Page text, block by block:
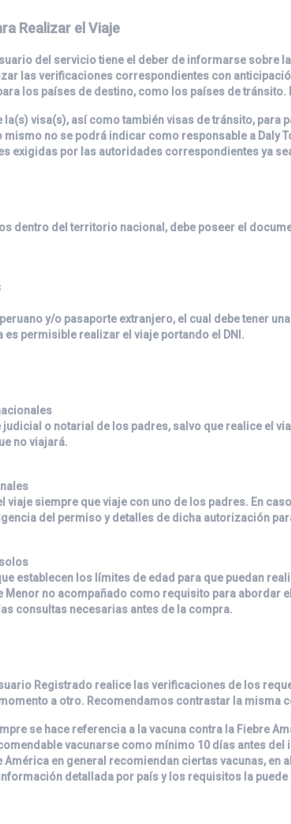
Realizar el Viaje
del servicio tiene el deber de informarse sobre
las verificaciones correspondientes con
los países de destino, como los países de
visa(s), así como también visas de tránsito, para
mismo no se podrá indicar como responsable a Daly
exigidas por las autoridades correspondientes ya
dentro del territorio nacional, debe poseer el
y/o pasaporte extranjero, el cual debe tener
es permisible realizar el viaje portando el DNI.
o notarial de los padres, salvo que realice el
no viajará.
viaje siempre que viaje con uno de los padres. En
del permiso y detalles de dicha autorización
establecen los límites de edad para que puedan
no acompañado como requisito para abordar
consultas necesarias antes de la compra.
Registrado realice las verificaciones de los
a otro. Recomendamos contrastar la misma
se hace referencia a la vacuna contra la Fiebre
vacunarse como mínimo 10 días antes
América en general recomiendan ciertas vacunas,
detallada por país y los requisitos la puede